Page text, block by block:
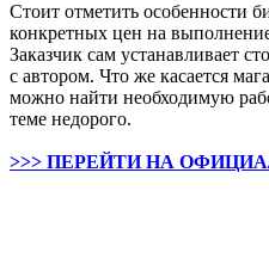
Стоит отметить особенности
конкретных цен на
Заказчик сам устанавливает
с автором. Что же касается
можно найти необходимую
теме недорого.
>>> ПЕРЕЙТИ НА